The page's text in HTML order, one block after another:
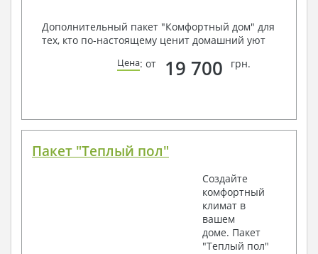
Дополнительный пакет "Комфортный дом" для
тех, кто по-настоящему ценит домашний уют
Цена: от 19 700 грн.
Пакет "Теплый пол"
Создайте
комфортный
климат в
вашем
доме. Пакет
"Теплый пол"